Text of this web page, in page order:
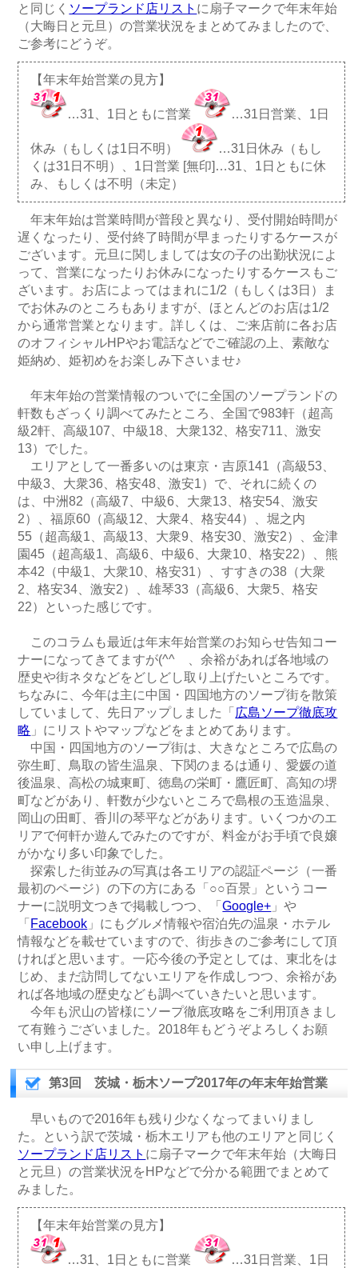
と同じく ソープランド店リスト に扇子マークで年末年始
（大晦日と元旦）の営業状況をまとめてみましたので、
ご参考にどうぞ。
【年末年始営業の見方】
…31、1日ともに営業 …31日営業、1日
休み（もしくは1日不明）
…31日休み（もし
くは31日不明）、1日営業 [無印]…31、1日ともに休
み、もしくは不明（未定）
年末年始は営業時間が普段と異なり、受付開始時間が
遅くなったり、受付終了時間が早まったりするケースが
ございます。元旦に関しましては女の子の出勤状況によ
って、営業になったりお休みになったりするケースもご
ざいます。お店によってはまれに1/2（もしくは3日）ま
でお休みのところもありますが、ほとんどのお店は1/2
から通常営業となります。詳しくは、ご来店前に各お店
のオフィシャルHPやお電話などでご確認の上、素敵な
姫納め、姫初めをお楽しみ下さいませ♪
年末年始の営業情報のついでに全国のソープランドの
軒数もざっくり調べてみたところ、全国で983軒（超高
級2軒、高級107、中級18、大衆132、格安711、激安
13）でした。
エリアとして一番多いのは東京・吉原141（高級53、
中級3、大衆36、格安48、激安1）で、それに続くの
は、中洲82（高級7、中級6、大衆13、格安54、激安
2）、福原60（高級12、大衆4、格安44）、堀之内
55（超高級1、高級13、大衆9、格安30、激安2）、金津
園45（超高級1、高級6、中級6、大衆10、格安22）、熊
本42（中級1、大衆10、格安31）、すすきの38（大衆
2、格安34、激安2）、雄琴33（高級6、大衆5、格安
22）といった感じです。
このコラムも最近は年末年始営業のお知らせ告知コー
ナーになってきてますが(^^ゞ、余裕があれば各地域の
歴史や街ネタなどをどしどし取り上げたいところです。
ちなみに、今年は主に中国・四国地方のソープ街を散策
していまして、先日アップしました「 広島ソープ徹底攻
略 」にリストやマップなどをまとめてあります。
中国・四国地方のソープ街は、大きなところで広島の
弥生町、鳥取の皆生温泉、下関のまるは通り、愛媛の道
後温泉、高松の城東町、徳島の栄町・鷹匠町、高知の堺
町などがあり、軒数が少ないところで島根の玉造温泉、
岡山の田町、香川の琴平などがあります。いくつかのエ
リアで何軒か遊んでみたのですが、料金がお手頃で良嬢
がかなり多い印象でした。
探索した街並みの写真は各エリアの認証ページ（一番
最初のページ）の下の方にある「○○百景」というコー
ナーに説明文つきで掲載しつつ、「Google+ 」や
「 Facebook 」にもグルメ情報や宿泊先の温泉・ホテル
情報などを載せていますので、街歩きのご参考にして頂
ければと思います。一応今後の予定としては、東北をは
じめ、まだ訪問してないエリアを作成しつつ、余裕があ
れば各地域の歴史なども調べていきたいと思います。
今年も沢山の皆様にソープ徹底攻略をご利用頂きまし
て有難うございました。2018年もどうぞよろしくお願
い申し上げます。
第3回 茨城・栃木ソープ2017年の年末年始営業
早いもので2016年も残り少なくなってまいりまし
た。という訳で茨城・栃木エリアも他のエリアと同じく
ソープランド店リスト に扇子マークで年末年始（大晦日
と元旦）の営業状況をHPなどで分かる範囲でまとめて
みました。
【年末年始営業の見方】
…31、1日ともに営業 …31日営業、1日